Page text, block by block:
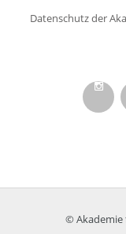
Datenschutz der
© Akademie